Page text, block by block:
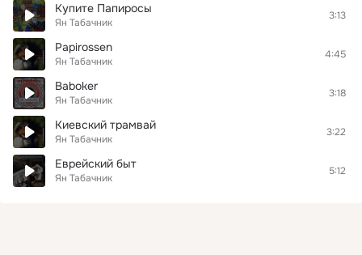
Купите Папиросы
Ян Табачник
3:13
Papirossen
Ян Табачник
4:45
Baboker
Ян Табачник
3:18
Киевский трамвай
Ян Табачник
3:22
Еврейский быт
Ян Табачник
5:12